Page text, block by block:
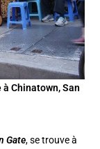
Chinatown, San
Gate, se trouve à